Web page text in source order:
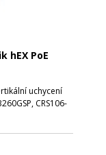
hEX PoE
uchycení
CRS106-